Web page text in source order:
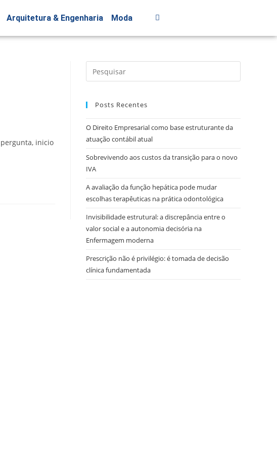
Arquitetura & Engenharia Moda
inicio
Posts Recentes
O Direito Empresarial como base estruturante da
atuação contábil atual
Sobrevivendo aos custos da transição para o novo
IVA
A avaliação da função hepática pode mudar
escolhas terapêuticas na prática odontológica
Invisibilidade estrutural: a discrepância entre o
valor social e a autonomia decisória na
Enfermagem moderna
Prescrição não é privilégio: é tomada de decisão
clínica fundamentada